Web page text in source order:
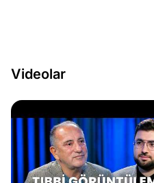
Videolar